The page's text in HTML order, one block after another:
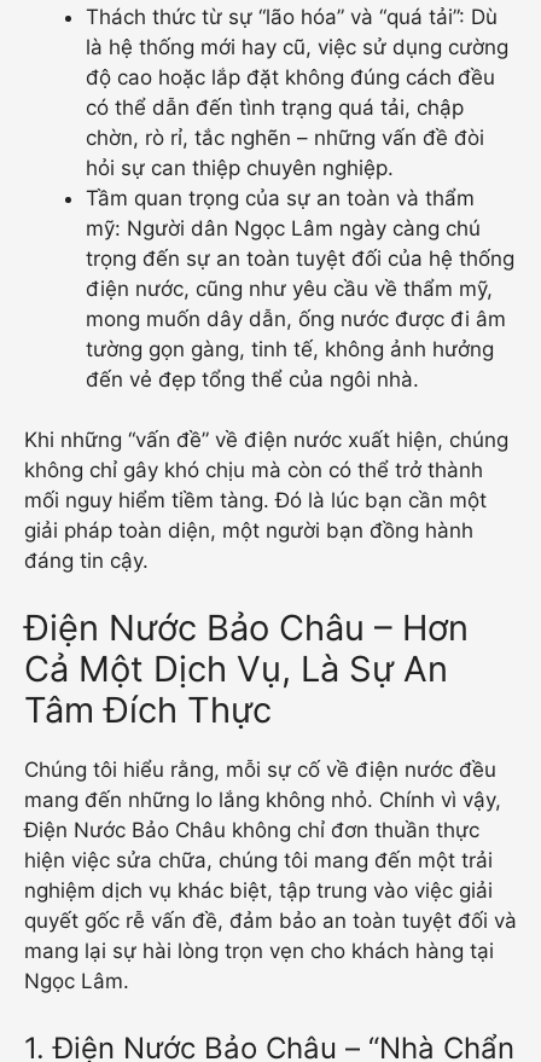
Thách thức từ sự “lão hóa” và “quá tải”: Dù
là hệ thống mới hay cũ, việc sử dụng cường
độ cao hoặc lắp đặt không đúng cách đều
có thể dẫn đến tình trạng quá tải, chập
chờn, rò rỉ, tắc nghẽn – những vấn đề đòi
hỏi sự can thiệp chuyên nghiệp.
Tầm quan trọng của sự an toàn và thẩm
mỹ: Người dân Ngọc Lâm ngày càng chú
trọng đến sự an toàn tuyệt đối của hệ thống
điện nước, cũng như yêu cầu về thẩm mỹ,
mong muốn dây dẫn, ống nước được đi âm
tường gọn gàng, tinh tế, không ảnh hưởng
đến vẻ đẹp tổng thể của ngôi nhà.
Khi những “vấn đề” về điện nước xuất hiện, chúng
không chỉ gây khó chịu mà còn có thể trở thành
mối nguy hiểm tiềm tàng. Đó là lúc bạn cần một
giải pháp toàn diện, một người bạn đồng hành
đáng tin cậy.
Điện Nước Bảo Châu – Hơn
Cả Một Dịch Vụ, Là Sự An
Tâm Đích Thực
Chúng tôi hiểu rằng, mỗi sự cố về điện nước đều
mang đến những lo lắng không nhỏ. Chính vì vậy,
Điện Nước Bảo Châu không chỉ đơn thuần thực
hiện việc sửa chữa, chúng tôi mang đến một trải
nghiệm dịch vụ khác biệt, tập trung vào việc giải
quyết gốc rễ vấn đề, đảm bảo an toàn tuyệt đối và
mang lại sự hài lòng trọn vẹn cho khách hàng tại
Ngọc Lâm.
1. Điện Nước Bảo Châu – “Nhà Chẩn